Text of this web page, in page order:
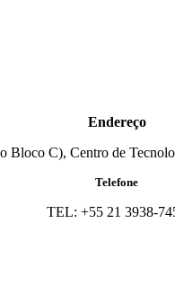
Endereço
Bloco C), Centro de
Telefone
TEL: +55 21 3938-